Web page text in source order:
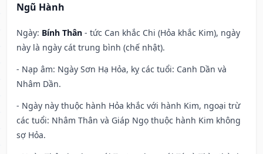
Ngũ Hành
Ngày: Bính Thân - tức Can khắc Chi (Hỏa khắc Kim), ngày
này là ngày cát trung bình (chế nhật).
- Nạp âm: Ngày Sơn Hạ Hỏa, kỵ các tuổi: Canh Dần và
Nhâm Dần.
- Ngày này thuộc hành Hỏa khắc với hành Kim, ngoại trừ
các tuổi: Nhâm Thân và Giáp Ngọ thuộc hành Kim không
sợ Hỏa.